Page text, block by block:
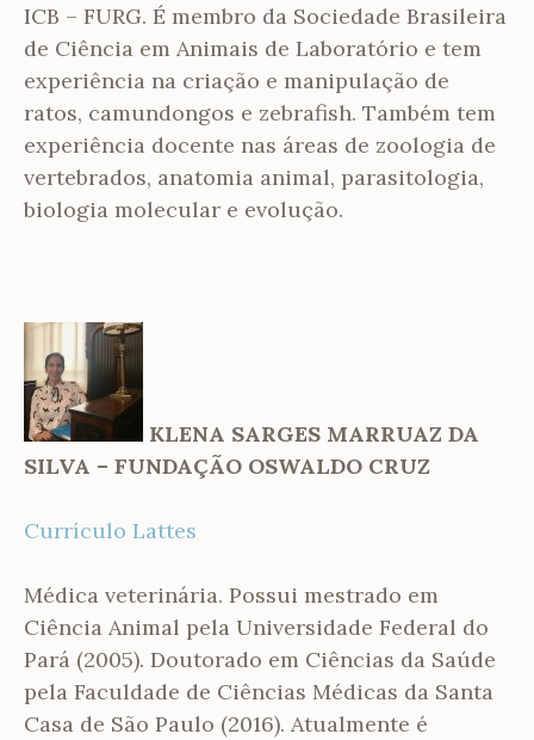
ICB – FURG. É membro da Sociedade Brasileira
de Ciência em Animais de Laboratório e tem
experiência na criação e manipulação de
ratos, camundongos e zebrafish. Também tem
experiência docente nas áreas de zoologia de
vertebrados, anatomia animal, parasitologia,
biologia molecular e evolução.
KLENA SARGES MARRUAZ DA
SILVA – FUNDAÇÃO OSWALDO CRUZ
Currículo Lattes
Médica veterinária. Possui mestrado em
Ciência Animal pela Universidade Federal do
Pará (2005). Doutorado em Ciências da Saúde
pela Faculdade de Ciências Médicas da Santa
Casa de São Paulo (2016). Atualmente é